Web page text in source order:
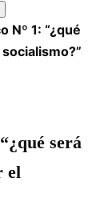
Nº 1: “¿qué
será
el